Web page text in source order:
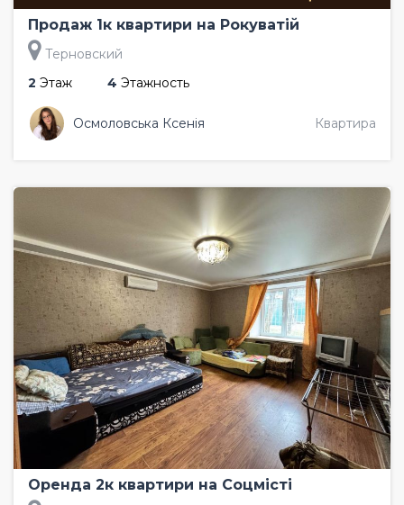
Продаж 1к квартири на Рокуватій
Терновский
2 Этаж 4 Этажность
Осмоловська Ксенія Квартира
Оренда 2к квартири на Соцмісті